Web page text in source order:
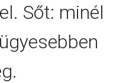
Sőt: minél